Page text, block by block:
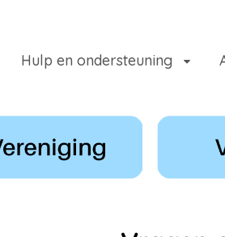
Hulp en ondersteuning